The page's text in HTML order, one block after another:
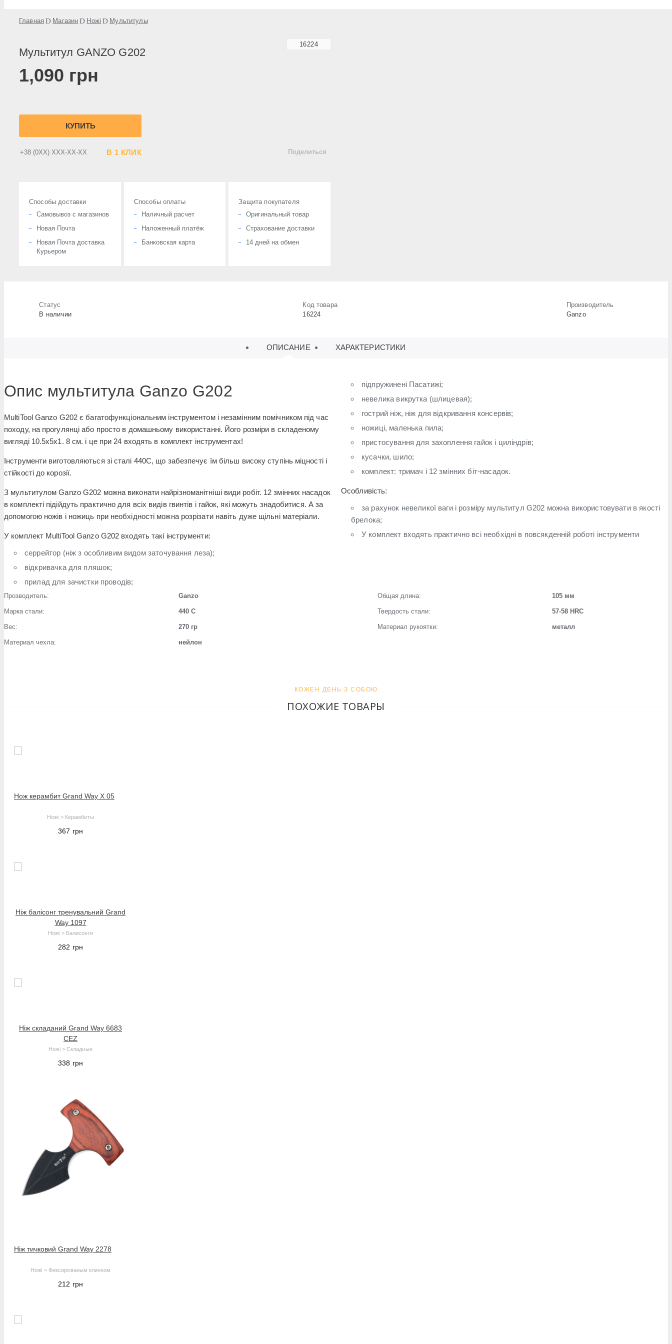
Главная Магазин Ножі Мультитулы
Мультитул GANZO G202
16224
1,090 грн
КУПИТЬ
В 1 КЛИК Поделиться
Способы доставки
Cамовывоз с магазинов
Новая Почта
Новая Почта доставка
Курьером
Способы оплаты
Наличный расчет
Наложенный платёж
Банковская карта
Защита покупателя
Оригинальный товар
Страхование доставки
14 дней на обмен
Статус
В наличии
Код товара
16224
Производитель
Ganzo
ОПИСАНИЕ ХАРАКТЕРИСТИКИ
Опис мультитула Ganzo G202
MultiTool Ganzo G202 є багатофункціональним інструментом і незамінним помічником під час
походу, на прогулянці або просто в домашньому використанні. Його розміри в складеному
вигляді 10.5х5х1. 8 см. і це при 24 входять в комплект інструментах!
Інструменти виготовляються зі сталі 440С, що забезпечує їм більш високу ступінь міцності і
стійкості до корозії.
З мультитулом Ganzo G202 можна виконати найрізноманітніші види робіт. 12 змінних насадок
в комплекті підійдуть практично для всіх видів гвинтів і гайок, які можуть знадобитися. А за
допомогою ножів і ножиць при необхідності можна розрізати навіть дуже щільні матеріали.
У комплект MultiTool Ganzo G202 входять такі інструменти:
серрейтор (ніж з особливим видом заточування леза);
відкривачка для пляшок;
прилад для зачистки проводів;
підпружинені Пасатижі;
невелика викрутка (шлицевая);
гострий ніж, ніж для відкривання консервів;
ножиці, маленька пила;
пристосування для захоплення гайок і циліндрів;
кусачки, шило;
комплект: тримач і 12 змінних біт-насадок.
Особливість:
за рахунок невеликої ваги і розміру мультитул G202 можна використовувати в якості
брелока;
У комплект входять практично всі необхідні в повсякденній роботі інструменти
Прозводитель: Ganzo Общая длина: 105 мм
Марка стали: 440 C Твердость стали: 57-58 HRC
Вес: 270 гр Материал рукоятки: металл
Материал чехла: нейлон
КОЖЕН ДЕНЬ З СОБОЮ
ПОХОЖИЕ ТОВАРЫ
Нож керамбит Grand Way X 05
Ножі > Керамбиты
367 грн
Ніж балісонг тренувальний Grand
Way 1097
Ножі > Балисонги
282 грн
Ніж складаний Grand Way 6683
CEZ
Ножі > Складные
338 грн
Ніж тичковий Grand Way 2278
Ножі > Фиксированым клинком
212 грн